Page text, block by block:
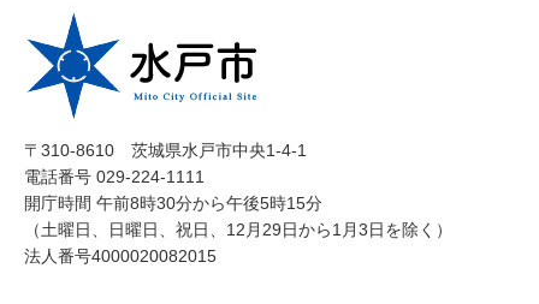
〒310-8610 茨城県水戸市中央1-4-1
電話番号 029-224-1111
開庁時間 午前8時30分から午後5時15分
（土曜日、日曜日、祝日、12月29日から1月3日を除く）
法人番号4000020082015